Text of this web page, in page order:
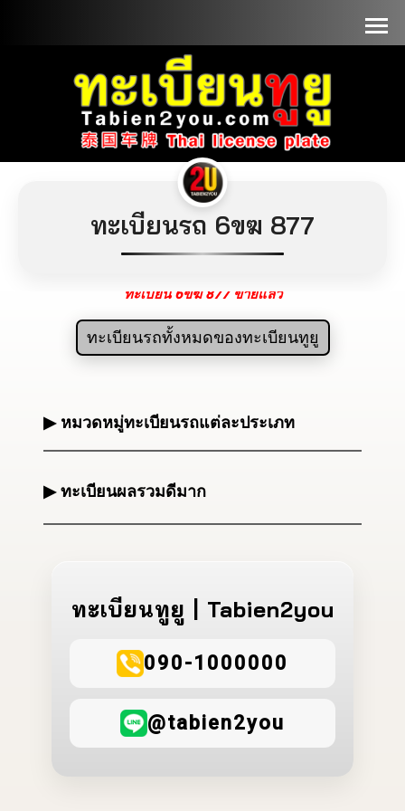
ทะเบียนรถ 6ขฆ 877
ทะเบียน 6ขฆ 877 ขายแล้ว
▶ หมวดหมู่ทะเบียนรถแต่ละประเภท
▶ ทะเบียนผลรวมดีมาก
ทะเบียนทูยู | Tabien2you
090-1000000
@tabien2you